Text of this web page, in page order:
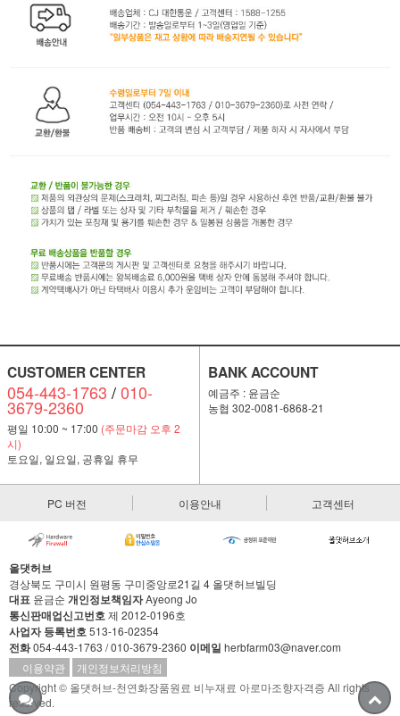
CUSTOMER CENTER
054-443-1763 /010-
3679-2360
평일 10:00 ~ 17:00 (주문마감 오후 2
시)
토요일, 일요일, 공휴일 휴무
BANK ACCOUNT
예금주 : 윤금순
농협 302-0081-6868-21
PC 버전 이용안내 고객센터
올댓허브
경상북도 구미시 원평동 구미중앙로21길 4 올댓허브빌딩
대표 윤금순 개인정보책임자Ayeong Jo
통신판매업신고번호제 2012-0196호
사업자 등록번호513-16-02354
전화054-443-1763 / 010-3679-2360 이메일 herbfarm03@naver.com
이용약관
개인정보처리방침
Copyright © 올댓허브-천연화장품원료 비누재료 아로마조향자격증 All rights
reserved.